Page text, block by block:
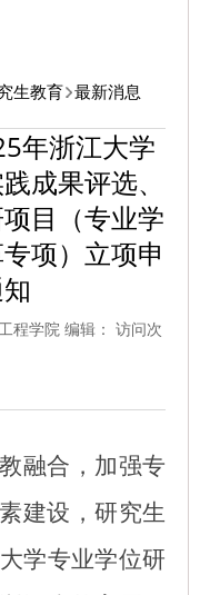
生教育 最新消息
年浙江大学
成果评选、
目（专业学
项）立项申
程学院 编辑： 访问次
融合，加强专
建设，研究生
学专业学位研